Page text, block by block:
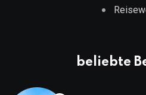
beliebte